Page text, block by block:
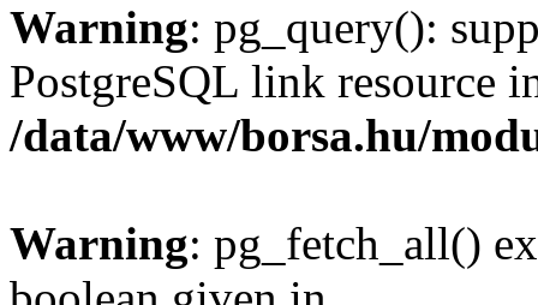
Warning: pg_query():
PostgreSQL link resource
/data/www/borsa.hu/
Warning: pg_fetch_all()